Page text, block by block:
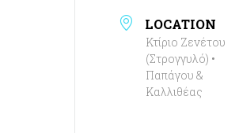
LOCATION
Κτίριο Ζενέτου
(Στρογγυλό) •
Παπάγου &
Καλλιθέας